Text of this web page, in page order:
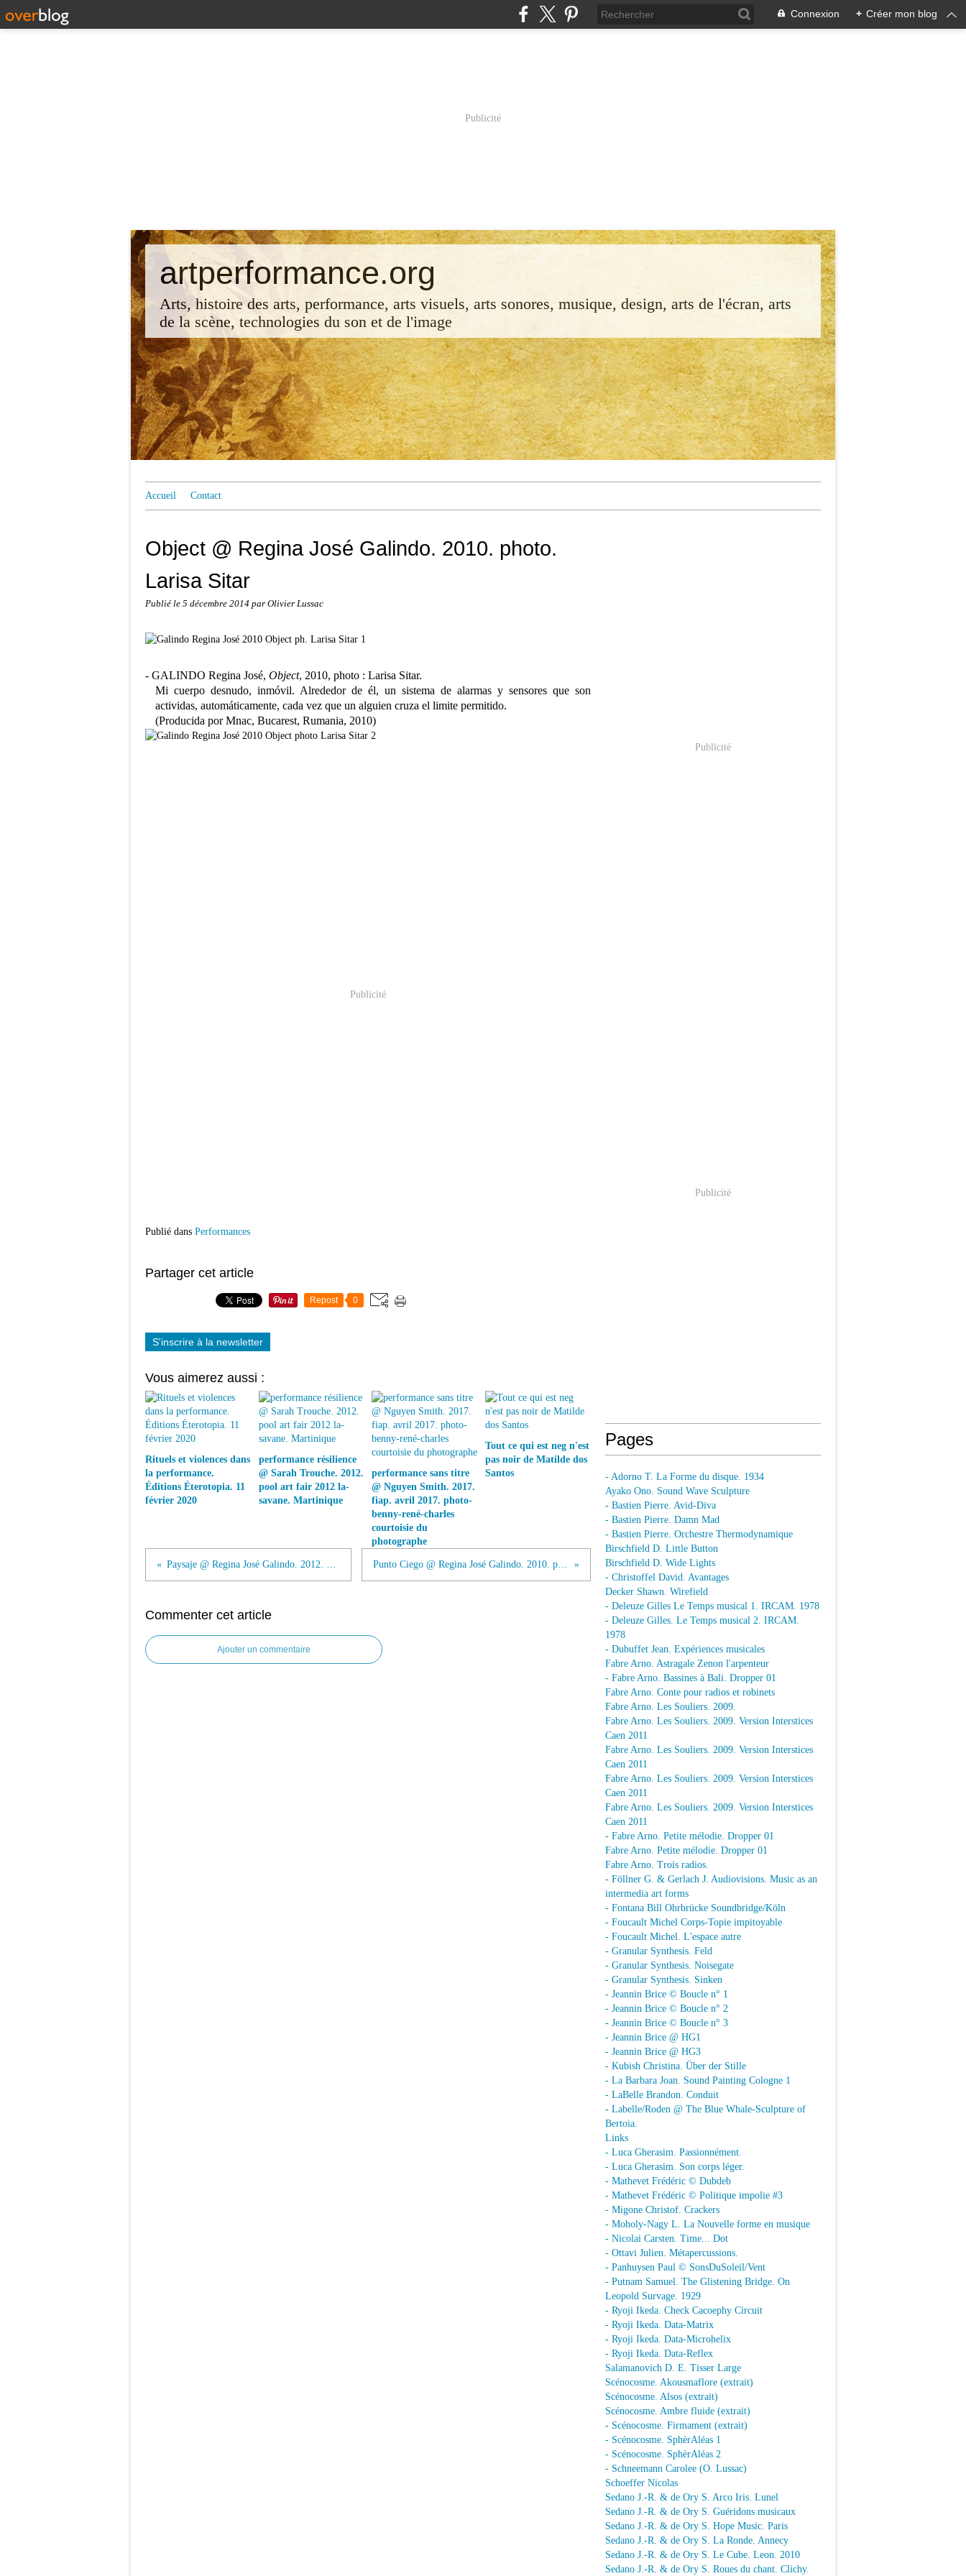
Connexion + Créer mon blog
Publicité
artperformance.org
Arts, histoire des arts, performance, arts visuels, arts sonores, musique, design, arts de l'écran, arts
de la scène, technologies du son et de l'image
Accueil Contact
Object @ Regina José Galindo. 2010. photo.
Larisa Sitar
Publié le 5 décembre 2014 par Olivier Lussac
- GALINDO Regina José, Object, 2010, photo : Larisa Sitar.
Mi cuerpo desnudo, inmóvil. Alrededor de él, un sistema de alarmas y sensores que son
actividas, automáticamente, cada vez que un alguien cruza el limite permitido.
(Producida por Mnac, Bucarest, Rumania, 2010)
Publicité
Publié dans Performances
Partager cet article
Repost 0
S'inscrire à la newsletter
Vous aimerez aussi :
Rituels et violences dans
la performance.
Éditions Éterotopia. 11
février 2020
performance résilience
@ Sarah Trouche. 2012.
pool art fair 2012 la-
savane. Martinique
performance sans titre
@ Nguyen Smith. 2017.
fiap. avril 2017. photo-
benny-rené-charles
courtoisie du
photographe
Tout ce qui est neg n'est
pas noir de Matilde dos
Santos
Paysaje @ Regina José Galindo. 2012. Photo. David Perez Punto Ciego @ Regina José Galindo. 2010. photo. Edna Sandoval
Commenter cet article
Ajouter un commentaire
Publicité
Publicité
Pages
- Adorno T. La Forme du disque. 1934
Ayako Ono. Sound Wave Sculpture
- Bastien Pierre. Avid-Diva
- Bastien Pierre. Damn Mad
- Bastien Pierre. Orchestre Thermodynamique
Birschfield D. Little Button
Birschfield D. Wide Lights
- Christoffel David. Avantages
Decker Shawn. Wirefield
- Deleuze Gilles Le Temps musical 1. IRCAM. 1978
- Deleuze Gilles. Le Temps musical 2. IRCAM.
1978
- Dubuffet Jean. Expériences musicales
Fabre Arno. Astragale Zenon l'arpenteur
- Fabre Arno. Bassines à Bali. Dropper 01
Fabre Arno. Conte pour radios et robinets
Fabre Arno. Les Souliers. 2009.
Fabre Arno. Les Souliers. 2009. Version Interstices
Caen 2011
Fabre Arno. Les Souliers. 2009. Version Interstices
Caen 2011
Fabre Arno. Les Souliers. 2009. Version Interstices
Caen 2011
Fabre Arno. Les Souliers. 2009. Version Interstices
Caen 2011
- Fabre Arno. Petite mélodie. Dropper 01
Fabre Arno. Petite mélodie. Dropper 01
Fabre Arno. Trois radios.
- Föllner G. & Gerlach J. Audiovisions. Music as an
intermedia art forms
- Fontana Bill Ohrbrücke Soundbridge/Köln
- Foucault Michel Corps-Topie impitoyable
- Foucault Michel. L'espace autre
- Granular Synthesis. Feld
- Granular Synthesis. Noisegate
- Granular Synthesis. Sinken
- Jeannin Brice © Boucle n° 1
- Jeannin Brice © Boucle n° 2
- Jeannin Brice © Boucle n° 3
- Jeannin Brice @ HG1
- Jeannin Brice @ HG3
- Kubish Christina. Über der Stille
- La Barbara Joan. Sound Painting Cologne 1
- LaBelle Brandon. Conduit
- Labelle/Roden @ The Blue Whale-Sculpture of
Bertoia.
Links
- Luca Gherasim. Passionnément.
- Luca Gherasim. Son corps léger.
- Mathevet Frédéric © Dubdeb
- Mathevet Frédéric © Politique impolie #3
- Migone Christof. Crackers
- Moholy-Nagy L. La Nouvelle forme en musique
- Nicolai Carsten. Time... Dot
- Ottavi Julien. Métapercussions.
- Panhuysen Paul © SonsDuSoleil/Vent
- Putnam Samuel. The Glistening Bridge. On
Leopold Survage. 1929
- Ryoji Ikeda. Check Cacoephy Circuit
- Ryoji Ikeda. Data-Matrix
- Ryoji Ikeda. Data-Microhelix
- Ryoji Ikeda. Data-Reflex
Salamanovich D. E. Tisser Large
Scénocosme. Akousmaflore (extrait)
Scénocosme. Alsos (extrait)
Scénocosme. Ambre fluide (extrait)
- Scénocosme. Firmament (extrait)
- Scénocosme. SphèrAléas 1
- Scénocosme. SphèrAléas 2
- Schneemann Carolee (O. Lussac)
Schoeffer Nicolas
Sedano J.-R. & de Ory S. Arco Iris. Lunel
Sedano J.-R. & de Ory S. Guéridons musicaux
Sedano J.-R. & de Ory S. Hope Music. Paris
Sedano J.-R. & de Ory S. La Ronde. Annecy
Sedano J.-R. & de Ory S. Le Cube. Leon. 2010
Sedano J.-R. & de Ory S. Roues du chant. Clichy.